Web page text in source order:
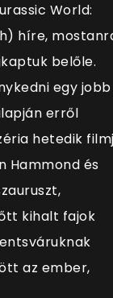
World:
híre,
belőle.
egy jobb
erről
hetedik
Hammond és
kihalt fajok
az ember,